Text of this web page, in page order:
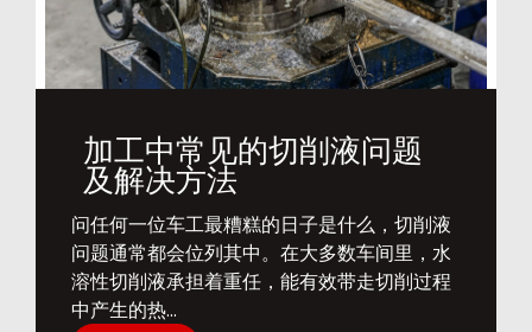
加工中常见的切削液问题
及解决方法
问任何一位车工最糟糕的日子是什么，切削液
问题通常都会位列其中。在大多数车间里，水
溶性切削液承担着重任，能有效带走切削过程
中产生的热...